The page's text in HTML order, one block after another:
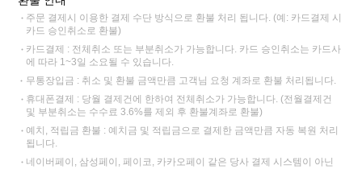
주문 결제시 이용한 결제 수단 방식으로 환불 처리 됩니다. (예: 카드결제 시
카드 승인취소로 환불)
카드결제 : 전체취소 또는 부분취소가 가능합니다. 카드 승인취소는 카드사
에 따라 1~3일 소요될 수 있습니다.
무통장입금 : 취소 및 환불 금액만큼 고객님 요청 계좌로 환불 처리됩니다.
휴대폰결제 : 당월 결제건에 한하여 전체취소가 가능합니다. (전월결제건
및 부분취소는 수수료 3.6%를 제외 후 환불계좌로 환불)
예치, 적립금 환불 : 예치금 및 적립금으로 결제한 금액만큼 자동 복원 처리
됩니다.
네이버페이, 삼성페이, 페이코, 카카오페이 같은 당사 결제 시스템이 아닌